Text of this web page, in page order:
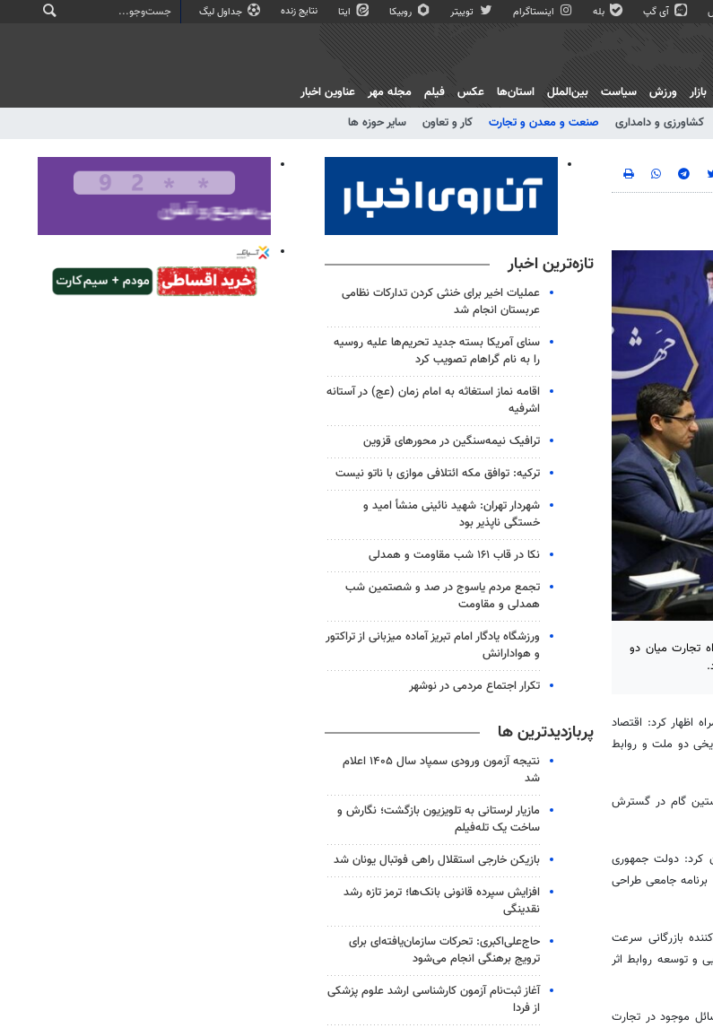
آی گپ بله اینستاگرام توییتر روبیکا ایتا نتایج زنده جداول لیگ
کشاورزی و دامداری صنعت و معدن و تجارت کار و تعاون سایر حوزه ها
بازار ورزش سیاست بین‌الملل استان‌ها عکس فیلم مجله مهر عناوین اخبار
تجارت میان دو
اظهار کرد: اقتصاد
دو ملت و روابط
گام در گسترش
کرد: دولت جمهوری
جامعی طراحی
بازرگانی سرعت
و توسعه روابط اثر
موجود در تجارت
تازه‌ترین اخبار
عملیات اخیر برای خنثی کردن تدارکات نظامی
عربستان انجام شد
سنای آمریکا بسته جدید تحریم‌ها علیه روسیه
را به نام گراهام تصویب کرد
اقامه نماز استغاثه به امام زمان (عج) در آستانه
اشرفیه
ترافیک نیمه‌سنگین در محورهای قزوین
ترکیه: توافق مکه ائتلافی موازی با ناتو نیست
شهردار تهران: شهید نائینی منشأ امید و
خستگی‌ ناپذیر بود
نکا در قاب ۱۶۱ شب مقاومت و همدلی
تجمع مردم یاسوج در صد و شصتمین شب
همدلی و مقاومت
ورزشگاه یادگار امام تبریز آماده میزبانی از تراکتور
و هوادارانش
تکرار اجتماع مردمی در نوشهر
پربازدیدترین ها
نتیجه آزمون ورودی سمپاد سال ۱۴۰۵ اعلام
شد
مازیار لرستانی به تلویزیون بازگشت؛ نگارش و
ساخت یک تله‌فیلم
بازیکن خارجی استقلال راهی فوتبال یونان شد
افزایش سپرده قانونی بانک‌ها؛ ترمز تازه رشد
نقدینگی
حاج‌علی‌اکبری: تحرکات سازمان‌یافته‌ای برای
ترویج برهنگی انجام می‌شود
آغاز ثبت‌نام‌ آزمون کارشناسی ارشد علوم پزشکی
از فردا